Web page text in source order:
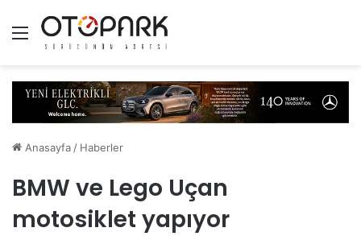
Menü
Anasayfa / Haberler
BMW ve Lego Uçan
motosiklet yapıyor